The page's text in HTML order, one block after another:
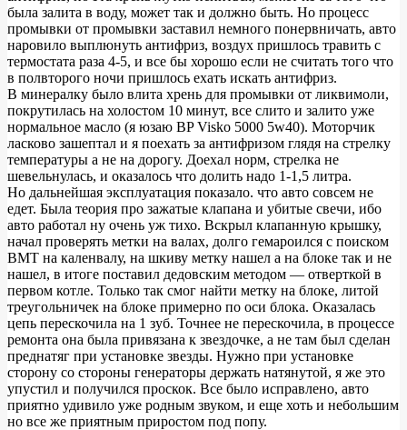
была залита в воду, может так и должно быть. Но процесс
промывки от промывки заставил немного понервничать, авто
наровило выплюнуть антифриз, воздух пришлось травить с
термостата раза 4-5, и все бы хорошо если не считать того что
в полвторого ночи пришлось ехать искать антифриз.
В минералку было влита хрень для промывки от ликвимоли,
покрутилась на холостом 10 минут, все слито и залито уже
нормальное масло (я юзаю BP Visko 5000 5w40). Моторчик
ласково зашептал и я поехать за антифризом глядя на стрелку
температуры а не на дорогу. Доехал норм, стрелка не
шевельнулась, и оказалось что долить надо 1-1,5 литра.
Но дальнейшая эксплуатация показало. что авто совсем не
едет. Была теория про зажатые клапана и убитые свечи, ибо
авто работал ну очень уж тихо. Вскрыл клапанную крышку,
начал проверять метки на валах, долго гемароился с поиском
ВМТ на каленвалу, на шкиву метку нашел а на блоке так и не
нашел, в итоге поставил дедовским методом — отверткой в
первом котле. Только так смог найти метку на блоке, литой
треугольничек на блоке примерно по оси блока. Оказалась
цепь перескочила на 1 зуб. Точнее не перескочила, в процессе
ремонта она была привязана к звездочке, а не там был сделан
преднатяг при установке звезды. Нужно при установке
сторону со стороны генераторы держать натянутой, я же это
упустил и получился проскок. Все было исправлено, авто
приятно удивило уже родным звуком, и еще хоть и небольшим
но все же приятным приростом под попу.